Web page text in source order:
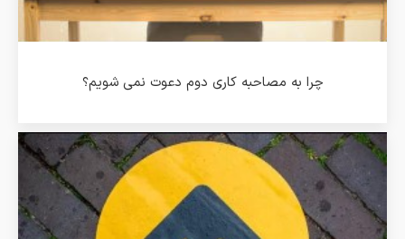
چرا به مصاحبه کاری دوم دعوت نمی شویم؟